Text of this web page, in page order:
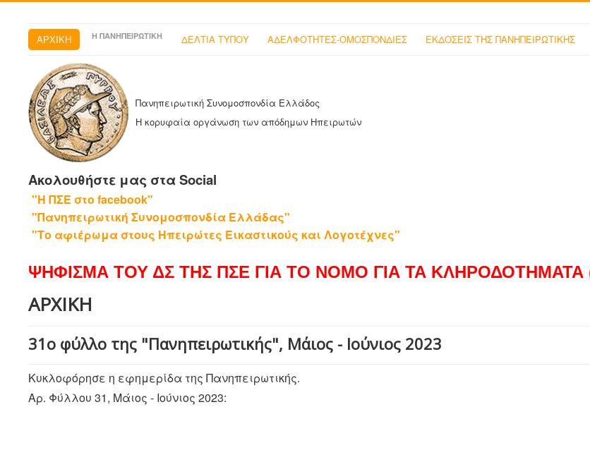
ΑΡΧΙΚΗ Η ΠΑΝΗΠΕΙΡΩΤΙΚΗ ΔΕΛΤΙΑ ΤΥΠΟΥ ΑΔΕΛΦΟΤΗΤΕΣ-ΟΜΟΣΠΟΝΔΙΕΣ ΕΚΔΟΣΕΙΣ ΤΗΣ ΠΑΝΗΠΕΙΡΩΤΙΚΗΣ
Πανηπειρωτική Συνομοσπονδία Ελλάδος
Η κορυφαία οργάνωση των απόδημων Ηπειρωτών
Ακολουθήστε μας στα Social
"Η ΠΣΕ στο facebook"
"Πανηπειρωτική Συνομοσπονδία Ελλάδας"
"Το αφιέρωμα στους Ηπειρώτες Εικαστικούς και Λογοτέχνες"
ΨΗΦΙΣΜΑ ΤΟΥ ΔΣ ΤΗΣ ΠΣΕ ΓΙΑ ΤΟ ΝΟΜΟ ΓΙΑ ΤΑ ΚΛΗΡΟΔΟΤΗΜΑΤΑ
ΑΡΧΙΚΗ
31ο φύλλο της "Πανηπειρωτικής", Μάιος - Ιούνιος 2023
Κυκλοφόρησε η εφημερίδα της Πανηπειρωτικής.
Αρ. Φύλλου 31, Μάιος - Ιούνιος 2023: